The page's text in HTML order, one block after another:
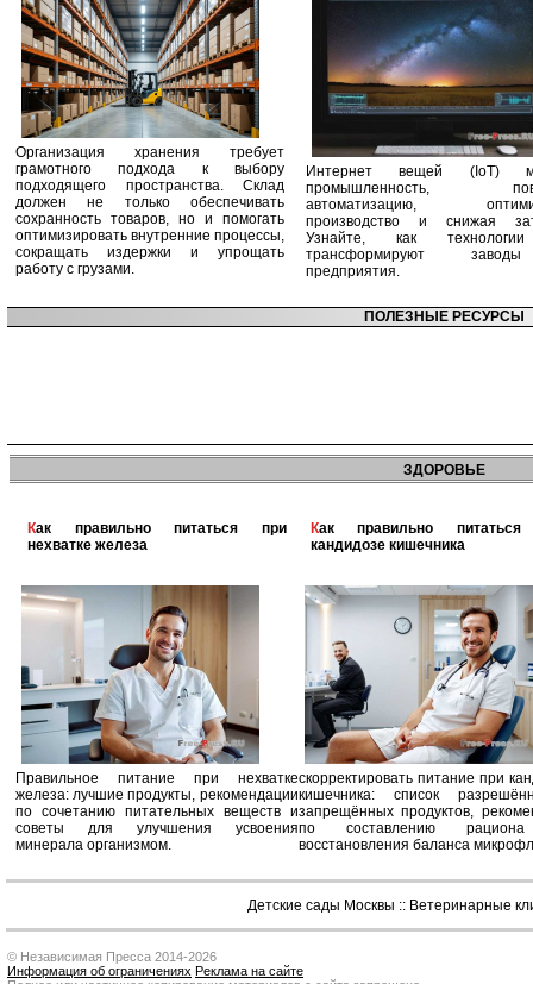
Организация хранения требует
грамотного подхода к выбору
подходящего пространства. Склад
должен не только обеспечивать
сохранность товаров, но и помогать
оптимизировать внутренние процессы,
сокращать издержки и упрощать
работу с грузами.
Интернет вещей (IoT)
промышленность,
автоматизацию,
производство и снижая
Узнайте, как
трансформируют
предприятия.
ПОЛЕЗНЫЕ РЕСУРСЫ
ЗДОРОВЬЕ
Как правильно питаться при
нехватке железа
Правильное питание при нехватке
железа: лучшие продукты, рекомендации
по сочетанию питательных веществ и
советы для улучшения усвоения
минерала организмом.
Как правильно питаться при
кандидозе кишечника
скорректировать питание при
кишечника: список
запрещённых продуктов,
по составлению
восстановления баланса
Детские сады Москвы :: Ветеринарные
© Независимая Пресса 2014-2026
Информация об ограничениях Реклама на сайте